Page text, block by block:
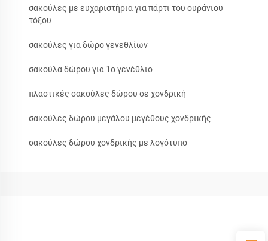
σακούλες με ευχαριστήρια για πάρτι του ουράνιου
τόξου
σακούλες για δώρο γενεθλίων
σακούλα δώρου για 1ο γενέθλιο
πλαστικές σακούλες δώρου σε χονδρική
σακούλες δώρου μεγάλου μεγέθους χονδρικής
σακούλες δώρου χονδρικής με λογότυπο